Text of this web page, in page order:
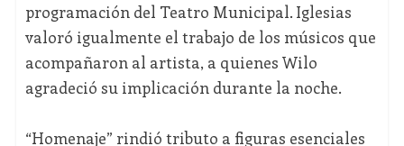
programación del Teatro Municipal. Iglesias
valoró igualmente el trabajo de los músicos que
acompañaron al artista, a quienes Wilo
agradeció su implicación durante la noche.
“Homenaje” rindió tributo a figuras esenciales